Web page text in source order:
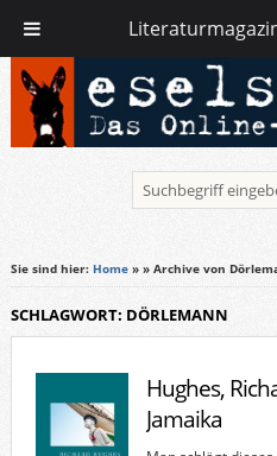
Sie sind hier: Home» » Archive von
SCHLAGWORT: DÖRLEMANN
Hughes,
Jamaika